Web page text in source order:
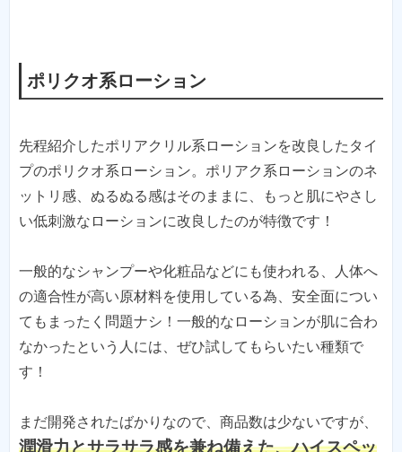
ポリクオ系ローション
先程紹介したポリアクリル系ローションを改良したタイ
プのポリクオ系ローション。ポリアク系ローションのネ
ットリ感、ぬるぬる感はそのままに、もっと肌にやさし
い低刺激なローションに改良したのが特徴です！
一般的なシャンプーや化粧品などにも使われる、人体へ
の適合性が高い原材料を使用している為、安全面につい
てもまったく問題ナシ！一般的なローションが肌に合わ
なかったという人には、ぜひ試してもらいたい種類で
す！
まだ開発されたばかりなので、商品数は少ないですが、
潤滑力とサラサラ感を兼ね備えた、ハイスペッ